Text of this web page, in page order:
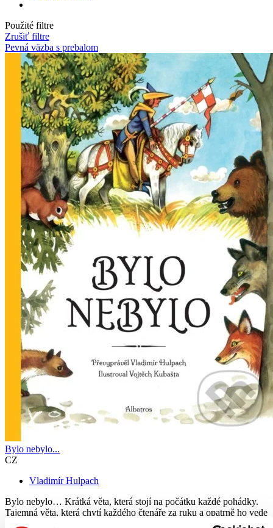
Použité filtre
Zrušiť filtre
Pevná väzba s prebalom
Bylo nebylo...
CZ
Vladimír Hulpach
Bylo nebylo… Krátká věta, která stojí na počátku každé pohádky.
Tajemná věta, která chytí každého čtenáře za ruku a opatrně ho vede
cestičkami princů, princezen, draků, začarovaných lesů, či domečků